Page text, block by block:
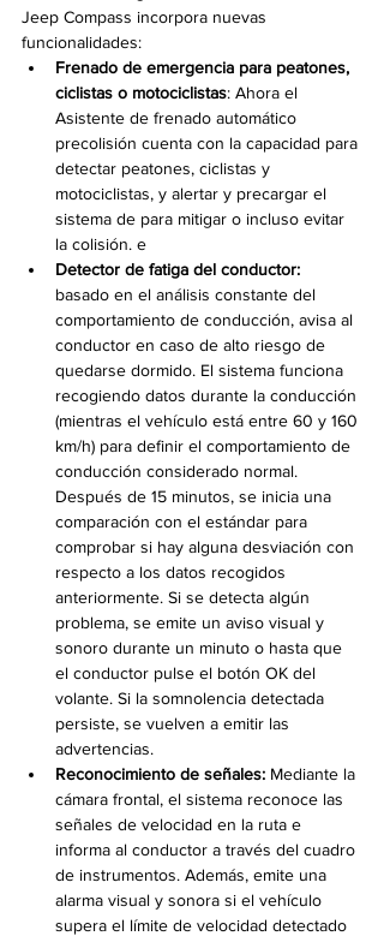
Jeep Compass incorpora nuevas
funcionalidades:
Frenado de emergencia para peatones,
ciclistas o motociclistas: Ahora el
Asistente de frenado automático
precolisión cuenta con la capacidad para
detectar peatones, ciclistas y
motociclistas, y alertar y precargar el
sistema de para mitigar o incluso evitar
la colisión. e
Detector de fatiga del conductor:
basado en el análisis constante del
comportamiento de conducción, avisa al
conductor en caso de alto riesgo de
quedarse dormido. El sistema funciona
recogiendo datos durante la conducción
(mientras el vehículo está entre 60 y 160
km/h) para definir el comportamiento de
conducción considerado normal.
Después de 15 minutos, se inicia una
comparación con el estándar para
comprobar si hay alguna desviación con
respecto a los datos recogidos
anteriormente. Si se detecta algún
problema, se emite un aviso visual y
sonoro durante un minuto o hasta que
el conductor pulse el botón OK del
volante. Si la somnolencia detectada
persiste, se vuelven a emitir las
advertencias.
Reconocimiento de señales: Mediante la
cámara frontal, el sistema reconoce las
señales de velocidad en la ruta e
informa al conductor a través del cuadro
de instrumentos. Además, emite una
alarma visual y sonora si el vehículo
supera el límite de velocidad detectado